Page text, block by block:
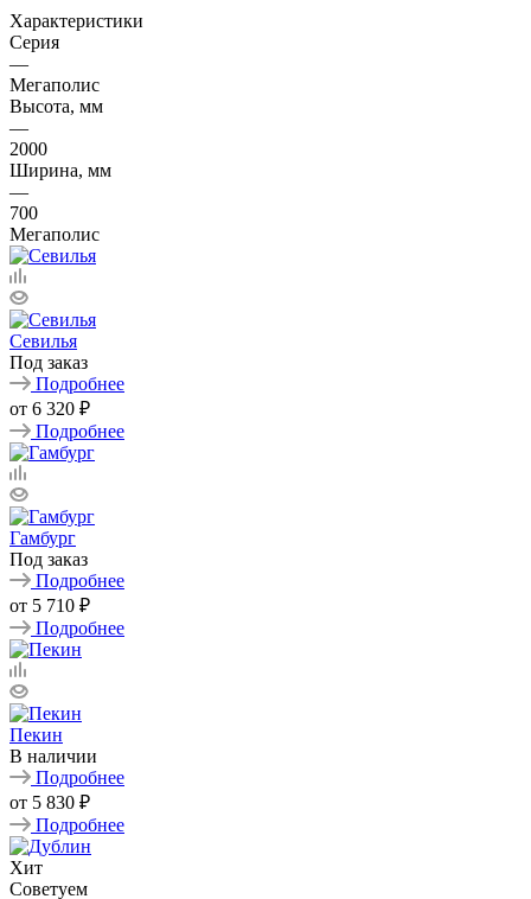
Характеристики
Серия
—
Мегаполис
Высота, мм
—
2000
Ширина, мм
—
700
Мегаполис
Севилья
Под заказ
Подробнее
от 6 320 ₽
Подробнее
Гамбург
Под заказ
Подробнее
от 5 710 ₽
Подробнее
Пекин
В наличии
Подробнее
от 5 830 ₽
Подробнее
Хит
Советуем